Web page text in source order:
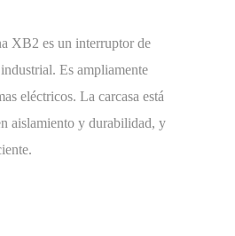
XB2 es un interruptor de
Es ampliamente
eléctricos. La carcasa está
aislamiento y durabilidad, y